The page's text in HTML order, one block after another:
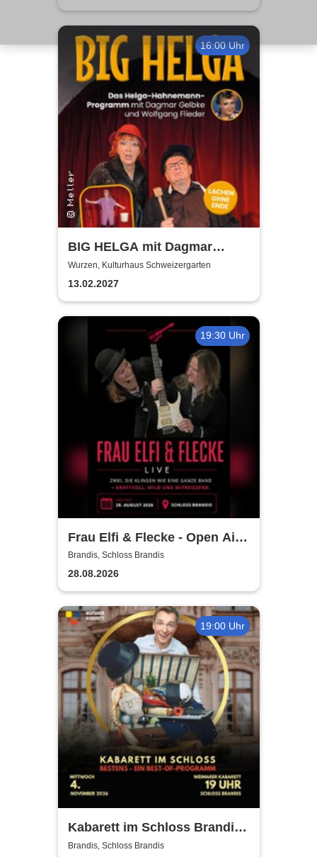
16:00 Uhr
BIG HELGA mit Dagmar
Gelbke & Wolfgang Fliedler
Wurzen, Kulturhaus Schweizergarten
13.02.2027
19:30 Uhr
Frau Elfi & Flecke - Open Air
Konzert
Brandis, Schloss Brandis
28.08.2026
19:00 Uhr
Kabarett im Schloss Brandis |
Weimarer Kabarett
Brandis, Schloss Brandis